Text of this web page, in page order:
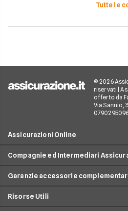
Tutte le
© 2026
riservati |
offerto da
Via Sannio,
Assicurazioni Online
RC Auto
RC Moto
Assicurazione Ciclomotore
Compagnie ed Intermediari
Allianz Direct
Garanzie accessorie
Risorse Utili